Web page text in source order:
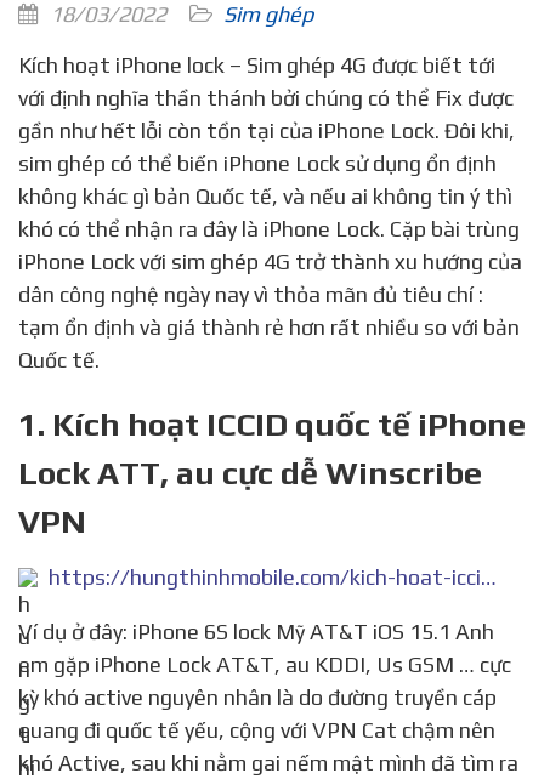
18/03/2022
Sim ghép
Kích hoạt iPhone lock – Sim ghép 4G được biết tới
với định nghĩa thần thánh bởi chúng có thể Fix được
gần như hết lỗi còn tồn tại của iPhone Lock. Đôi khi,
sim ghép có thể biến iPhone Lock sử dụng ổn định
không khác gì bản Quốc tế, và nếu ai không tin ý thì
khó có thể nhận ra đây là iPhone Lock. Cặp bài trùng
iPhone Lock với sim ghép 4G trở thành xu hướng của
dân công nghệ ngày nay vì thỏa mãn đủ tiêu chí :
tạm ổn định và giá thành rẻ hơn rất nhiều so với bản
Quốc tế.
1. Kích hoạt ICCID quốc tế iPhone
Lock ATT, au cực dễ Winscribe
VPN
https://hungthinhmobile.com/kich-hoat-iccid-quoc-te-iphone-lock-att-au-us-gsm-cuc-de-bang-winscribe-vpn-cuc-de/
Ví dụ ở đây: iPhone 6S lock Mỹ AT&T iOS 15.1 Anh
em gặp iPhone Lock AT&T, au KDDI, Us GSM … cực
kỳ khó active nguyên nhân là do đường truyền cáp
quang đi quốc tế yếu, cộng với VPN Cat chậm nên
khó Active, sau khi nằm gai nếm mật mình đã tìm ra